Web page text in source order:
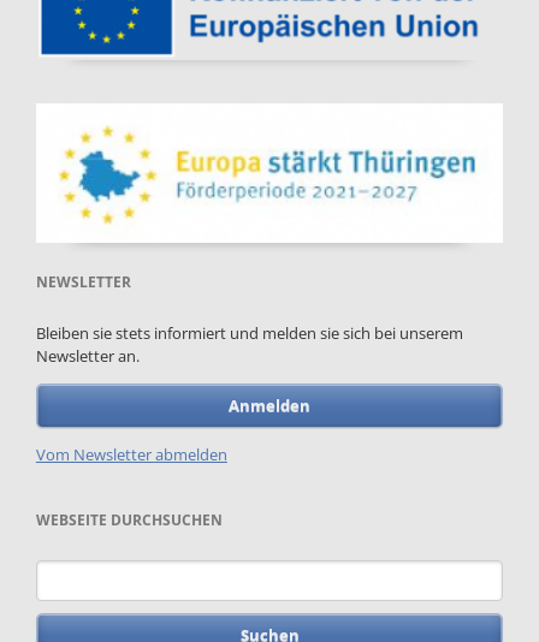
NEWSLETTER
Bleiben sie stets informiert und melden sie sich bei unserem
Newsletter an.
Anmelden
Vom Newsletter abmelden
WEBSEITE DURCHSUCHEN